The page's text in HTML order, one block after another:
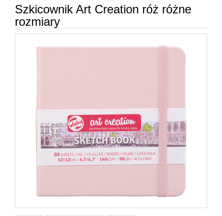
Szkicownik Art Creation róż różne
rozmiary